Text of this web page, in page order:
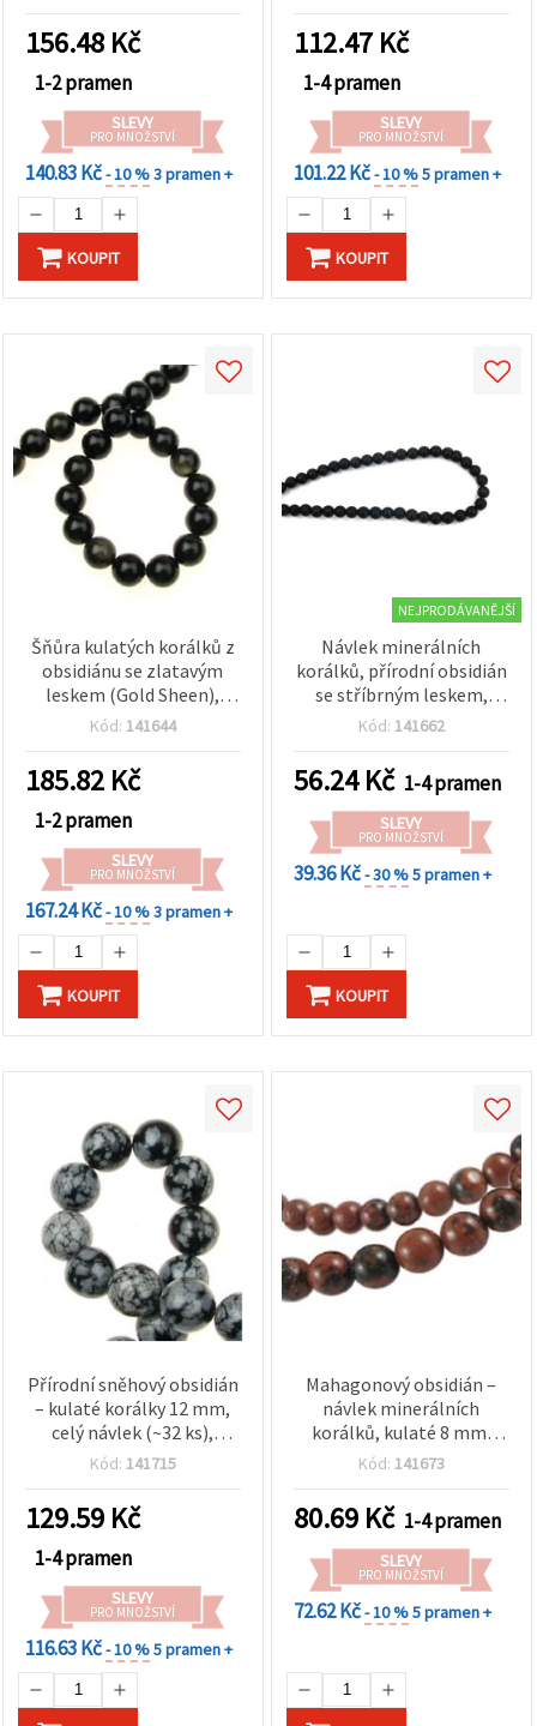
výrobu šperků, DIY
náramky a náhrdelníky
156.48 Kč
1-2 pramen
SLEVY
PRO MNOŽSTVÍ
140.83 Kč- 10 %3 pramen +
KOUPIT
šperků, DIY náramky a
náhrdelníky
112.47 Kč
1-4 pramen
SLEVY
PRO MNOŽSTVÍ
101.22 Kč- 10 %5 pramen +
KOUPIT
Šňůra kulatých korálků z
obsidiánu se zlatavým
leskem (Gold Sheen),
přírodní kámen 10 mm,
výrobu šperků, náramků a
náhrdelníků
Kód: 141644
185.82 Kč
1-2 pramen
SLEVY
PRO MNOŽSTVÍ
167.24 Kč- 10 %3 pramen +
KOUPIT
NEJPRODÁVANĚJŠÍ
Návlek minerálních
korálků, přírodní obsidián
se stříbrným leskem,
kulaté, 6 mm, ±65 ks
Kód: 141662
56.24Kč 1-4 pramen
SLEVY
PRO MNOŽSTVÍ
39.36 Kč- 30 %5 pramen +
KOUPIT
Přírodní sněhový obsidián
– kulaté korálky 12 mm,
celý návlek (~32 ks),
černo-šedý vzor
minerální polodrahokamy
pro DIY/hobby výrobu
šperků: náramky a
Kód: 141715
129.59 Kč
1-4 pramen
SLEVY
PRO MNOŽSTVÍ
116.63 Kč- 10 %5 pramen +
Mahagonový obsidián –
návlek minerálních
korálků, kulaté 8 mm,
leštěné přírodní
červeno-hnědé; pro DIY
výrobu šperků, náramků a
náhrdelníků
Kód: 141673
80.69 Kč 1-4 pramen
SLEVY
PRO MNOŽSTVÍ
72.62 Kč- 10 %5 pramen +